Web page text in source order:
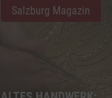
Salzburg Magazin